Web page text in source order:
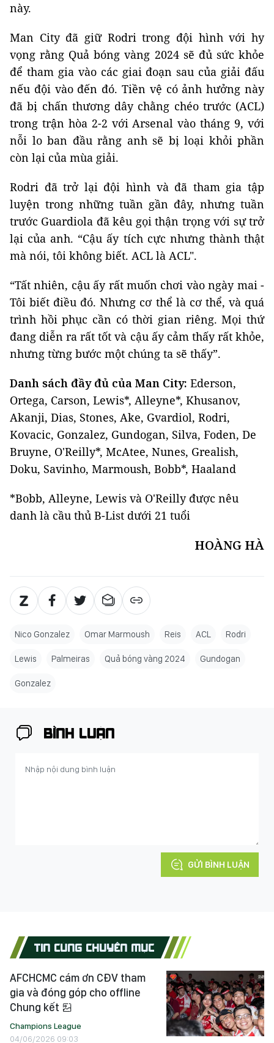
này.
Man City đã giữ Rodri trong đội hình với hy
vọng rằng Quả bóng vàng 2024 sẽ đủ sức khỏe
để tham gia vào các giai đoạn sau của giải đấu
nếu đội vào đến đó. Tiền vệ có ảnh hưởng này
đã bị chấn thương dây chằng chéo trước (ACL)
trong trận hòa 2-2 với Arsenal vào tháng 9, với
nỗi lo ban đầu rằng anh sẽ bị loại khỏi phần
còn lại của mùa giải.
Rodri đã trở lại đội hình và đã tham gia tập
luyện trong những tuần gần đây, nhưng tuần
trước Guardiola đã kêu gọi thận trọng với sự trở
lại của anh. “Cậu ấy tích cực nhưng thành thật
mà nói, tôi không biết. ACL là ACL".
“Tất nhiên, cậu ấy rất muốn chơi vào ngày mai -
Tôi biết điều đó. Nhưng cơ thể là cơ thể, và quá
trình hồi phục cần có thời gian riêng. Mọi thứ
đang diễn ra rất tốt và cậu ấy cảm thấy rất khỏe,
nhưng từng bước một chúng ta sẽ thấy”.
Danh sách đầy đủ của Man City: Ederson,
Ortega, Carson, Lewis*, Alleyne*, Khusanov,
Akanji, Dias, Stones, Ake, Gvardiol, Rodri,
Kovacic, Gonzalez, Gundogan, Silva, Foden, De
Bruyne, O'Reilly*, McAtee, Nunes, Grealish,
Doku, Savinho, Marmoush, Bobb*, Haaland
*Bobb, Alleyne, Lewis và O'Reilly được nêu
danh là cầu thủ B-List dưới 21 tuổi
HOÀNG HÀ
Nico Gonzalez Omar Marmoush Reis ACL Rodri
Lewis Palmeiras Quả bóng vàng 2024 Gundogan
Gonzalez
BÌNH LUẬN
GỬI BÌNH LUẬN
TIN CÙNG CHUYÊN MỤC
AFCHCMC cám ơn CĐV tham
gia và đóng góp cho offline
Chung kết
Champions League
04/06/2026 09:03